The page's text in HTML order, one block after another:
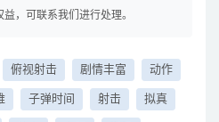
，可联系我们进行处理。
俯视射击 剧情丰富 动作
子弹时间 射击 拟真